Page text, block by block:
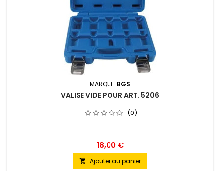
MARQUE: BGS
VALISE VIDE POUR ART. 5206
(0)
18,00 €
 Ajouter au panier